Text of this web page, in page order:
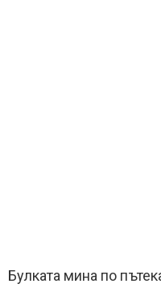
Булката мина по